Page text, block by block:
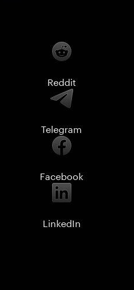
Reddit
Telegram
Facebook
LinkedIn